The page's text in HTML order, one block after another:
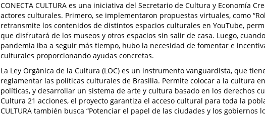
CONECTA CULTURA es una iniciativa del Secretario de Cultura y Economía
actores culturales. Primero, se implementaron propuestas virtuales, como
retransmite los contenidos de distintos espacios culturales en YouTube,
que disfrutará de los museos y otros espacios sin salir de casa. Luego,
pandemia iba a seguir más tiempo, hubo la necesidad de fomentar e
culturales proporcionando ayudas concretas.
La Ley Orgánica de la Cultura (LOC) es un instrumento vanguardista, que
reglamentar las políticas culturales de Brasilia. Permite colocar a la cultura
políticas, y desarrollar un sistema de arte y cultura basado en los derechos
Cultura 21 acciones, el proyecto garantiza el acceso cultural para toda la
CULTURA también busca “Potenciar el papel de las ciudades y los gobiernos